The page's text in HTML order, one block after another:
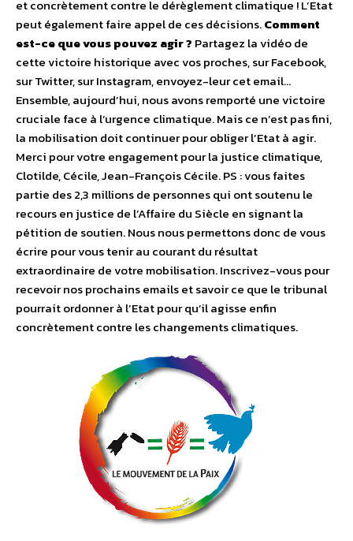
et concrètement contre le dérèglement climatique ! L’Etat
peut également faire appel de ces décisions.Comment
est-ce que vous pouvez agir ? Partagez la vidéo de
cette victoire historique avec vos proches, sur Facebook,
sur Twitter, sur Instagram, envoyez-leur cet email…
Ensemble, aujourd’hui, nous avons remporté une victoire
cruciale face à l’urgence climatique. Mais ce n’est pas fini,
la mobilisation doit continuer pour obliger l’Etat à agir.
Merci pour votre engagement pour la justice climatique,
Clotilde, Cécile, Jean-François Cécile. PS : vous faites
partie des 2,3 millions de personnes qui ont soutenu le
recours en justice de l’Affaire du Siècle en signant la
pétition de soutien. Nous nous permettons donc de vous
écrire pour vous tenir au courant du résultat
extraordinaire de votre mobilisation. Inscrivez-vous pour
recevoir nos prochains emails et savoir ce que le tribunal
pourrait ordonner à l’Etat pour qu’il agisse enfin
concrètement contre les changements climatiques.